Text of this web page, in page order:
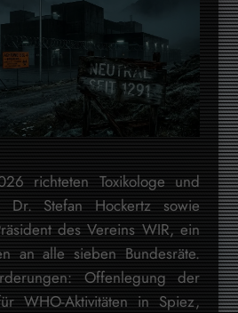
richteten Toxikologe und
Dr. Stefan Hockertz sowie
des Vereins WIR, ein
an alle sieben Bundesräte.
Offenlegung der
WHO-Aktivitäten in Spiez,